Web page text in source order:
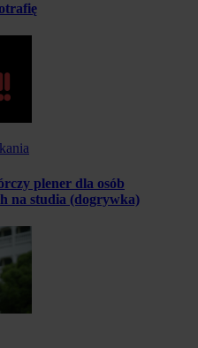
plener dla osób
na studia (dogrywka)